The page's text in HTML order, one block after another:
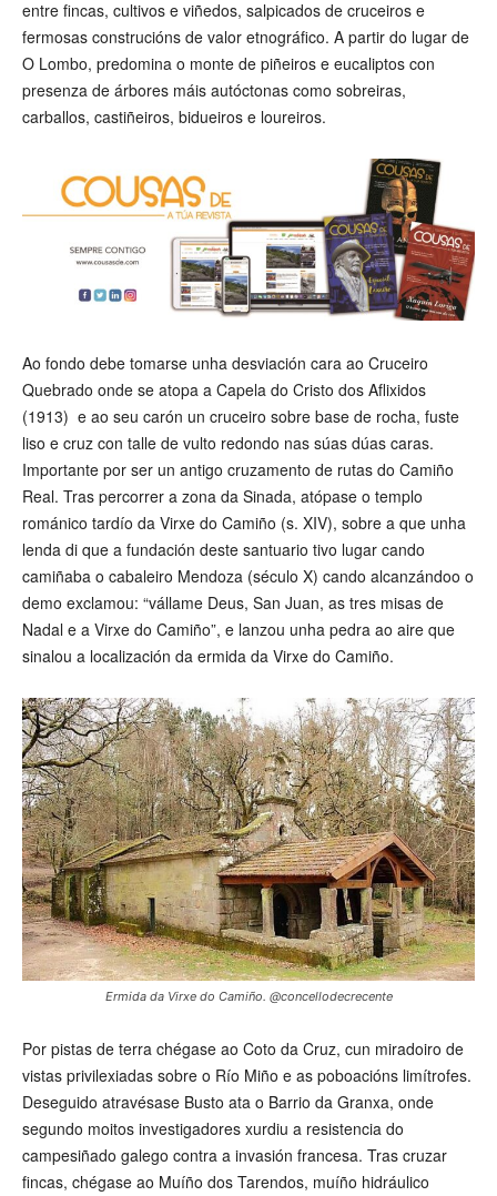
entre fincas, cultivos e viñedos, salpicados de cruceiros e
fermosas construcións de valor etnográfico. A partir do lugar de
O Lombo, predomina o monte de piñeiros e eucaliptos con
presenza de árbores máis autóctonas como sobreiras,
carballos, castiñeiros, bidueiros e loureiros.
Ao fondo debe tomarse unha desviación cara ao Cruceiro
Quebrado onde se atopa a Capela do Cristo dos Aflixidos
(1913) e ao seu carón un cruceiro sobre base de rocha, fuste
liso e cruz con talle de vulto redondo nas súas dúas caras.
Importante por ser un antigo cruzamento de rutas do Camiño
Real. Tras percorrer a zona da Sinada, atópase o templo
románico tardío da Virxe do Camiño (s. XIV), sobre a que unha
lenda di que a fundación deste santuario tivo lugar cando
camiñaba o cabaleiro Mendoza (século X) cando alcanzándoo o
demo exclamou: “vállame Deus, San Juan, as tres misas de
Nadal e a Virxe do Camiño”, e lanzou unha pedra ao aire que
sinalou a localización da ermida da Virxe do Camiño.
Ermida da Virxe do Camiño. @concellodecrecente
Por pistas de terra chégase ao Coto da Cruz, cun miradoiro de
vistas privilexiadas sobre o Río Miño e as poboacións limítrofes.
Deseguido atravésase Busto ata o Barrio da Granxa, onde
segundo moitos investigadores xurdiu a resistencia do
campesiñado galego contra a invasión francesa. Tras cruzar
fincas, chégase ao Muíño dos Tarendos, muíño hidráulico